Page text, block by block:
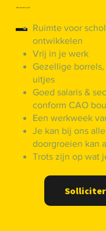
Wat bieden wij?
Ruimte voor
ontwikkelen
Vrij in je werk
Gezellige
uitjes
Goed salaris &
conform CAO
Een werkweek
Je kan bij ons
doorgroeien kan
Trots zijn op wat